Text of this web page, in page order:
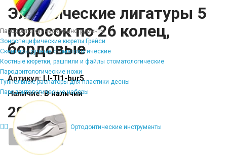
Пародонтологические инструменты
Зоноспецифические кюреты Грейси
Скейлеры ручные стоматологические
Костные кюретки, рашпили и файлы стоматологические
Пародонтологические ножи
Туннельные распаторы для пластики десны
Пародонтологические наборы
Ортодонтические инструменты
Эластические лигатуры 5
полосок по 26 колец,
бордовые
Артикул:LI-TI1-bur5
Наличие:В наличии
206 ₽
- +